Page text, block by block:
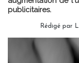
publicitaires.
Rédigé par